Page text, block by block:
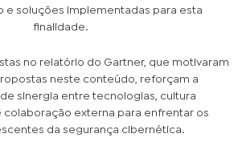
e soluções implementadas para esta
finalidade.
no relatório do Gartner, que motivaram
neste conteúdo, reforçam a
sinergia entre tecnologias, cultura
colaboração externa para enfrentar os
da segurança cibernética.